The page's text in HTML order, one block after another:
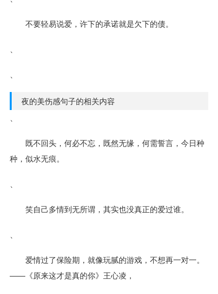
不要轻易说爱，许下的承诺就是欠下的债。
夜的美伤感句子的相关内容
既不回头，何必不忘，既然无缘，何需誓言，今日种
种，似水无痕。
笑自己多情到无所谓，其实也没真正的爱过谁。
爱情过了保险期，就像玩腻的游戏，不想再一对一。
——《原来这才是真的你》王心凌，